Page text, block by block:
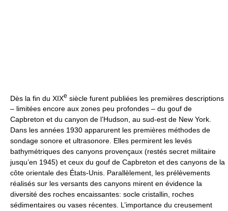
Dès la fin du XIXe siècle furent publiées les premières descriptions
– limitées encore aux zones peu profondes – du gouf de
Capbreton et du canyon de l’Hudson, au sud-est de New York.
Dans les années 1930 apparurent les premières méthodes de
sondage sonore et ultrasonore. Elles permirent les levés
bathymétriques des canyons provençaux (restés secret militaire
jusqu’en 1945) et ceux du gouf de Capbreton et des canyons de la
côte orientale des États-Unis. Parallèlement, les prélèvements
réalisés sur les versants des canyons mirent en évidence la
diversité des roches encaissantes: socle cristallin, roches
sédimentaires ou vases récentes. L’importance du creusement